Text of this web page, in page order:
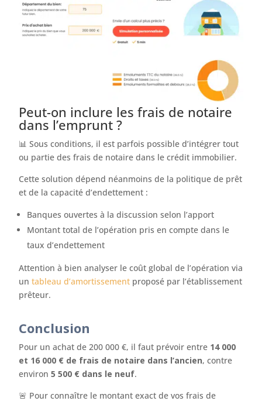
Peut-on inclure les frais de notaire
dans l’emprunt ?
📊 Sous conditions, il est parfois possible d’intégrer tout
ou partie des frais de notaire dans le crédit immobilier.
Cette solution dépend néanmoins de la politique de prêt
et de la capacité d’endettement :
Banques ouvertes à la discussion selon l’apport
Montant total de l’opération pris en compte dans le
taux d’endettement
Attention à bien analyser le coût global de l’opération via
untableau d’amortissement proposé par l’établissement
prêteur.
Conclusion
Pour un achat de 200 000 €, il faut prévoir entre 14 000
et 16 000 € de frais de notaire dans l’ancien, contre
environ5 500 € dans le neuf.
🚨 Pour connaître le montant exact de vos frais de